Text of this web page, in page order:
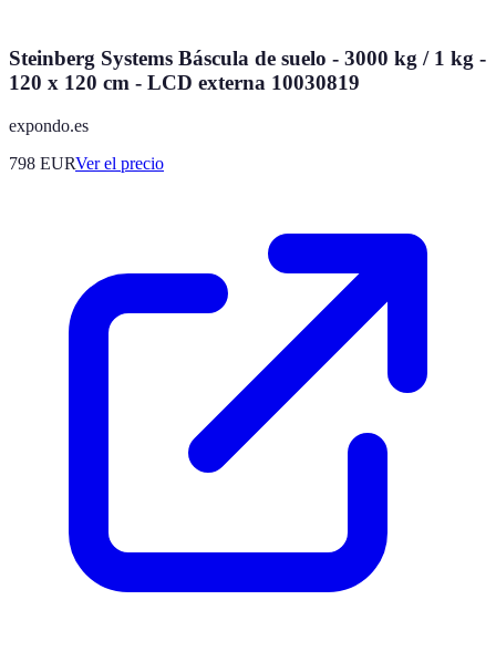
Steinberg Systems Báscula de suelo - 3000 kg / 1 kg -
120 x 120 cm - LCD externa 10030819
expondo.es
798 EURVer el precio